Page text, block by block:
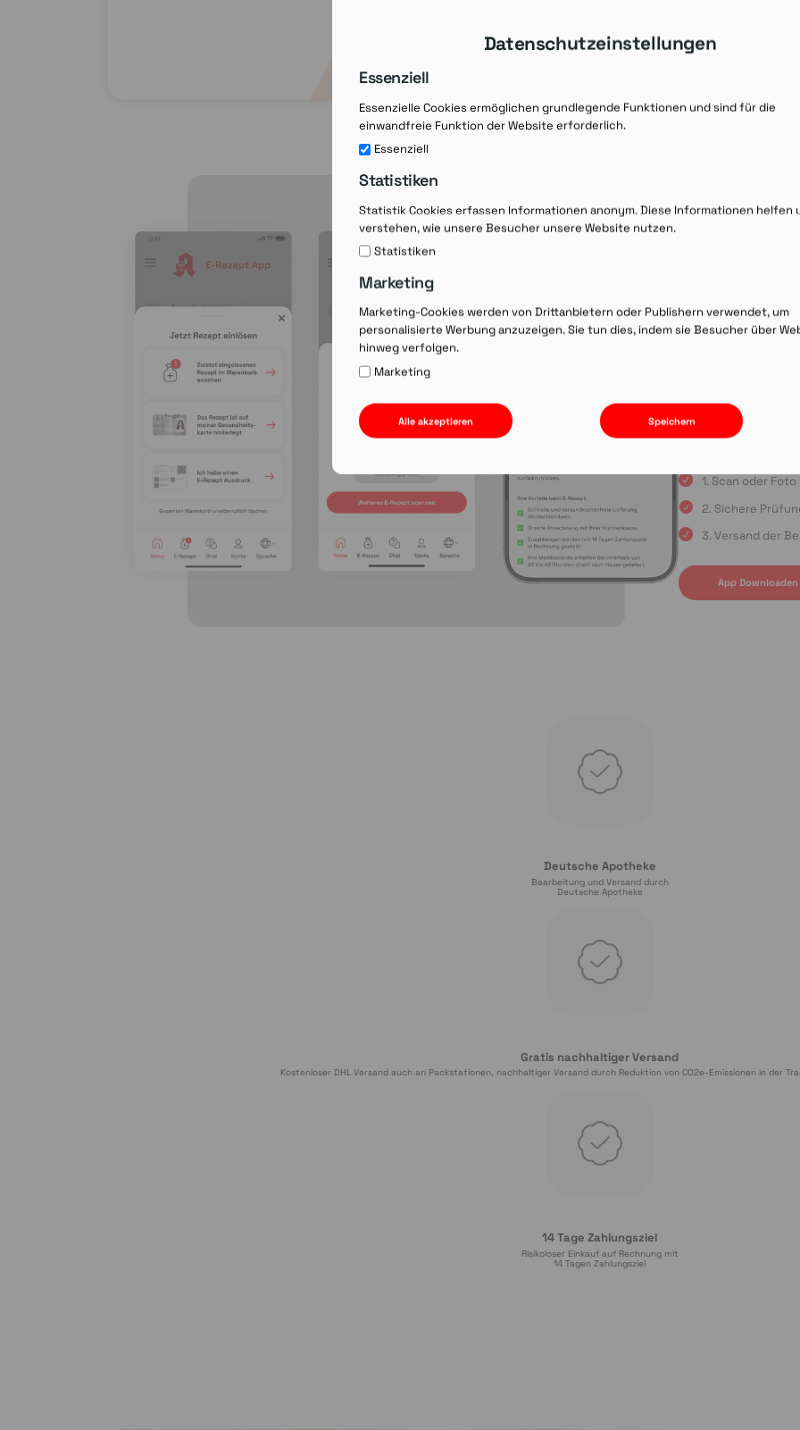
Rezept-Ausdruck
Rezept-
Wir laden Sie ein,
Rezepte schnell
oder die
sind Sie immer in
Apple App Store
uns auf Ihre
1. Scan oder
2. Sichere
3. Versand der
App Downloaden
Deutsche Apotheke
Bearbeitung und Versand durch
Deutsche Apotheke
Gratis nachhaltiger Versand
Kostenloser DHL Versand auch an Packstationen, nachhaltiger Versand durch Reduktion von CO2e-Emissionen in der
14 Tage Zahlungsziel
Risikoloser Einkauf auf Rechnung mit
14 Tagen Zahlungsziel
Datenschutzeinstellungen
Essenziell
Essenzielle Cookies ermöglichen grundlegende Funktionen und sind für die
einwandfreie Funktion der Website erforderlich.
Essenziell
Statistiken
Statistik Cookies erfassen Informationen anonym. Diese Informationen helfen
verstehen, wie unsere Besucher unsere Website nutzen.
Statistiken
Marketing
Marketing-Cookies werden von Drittanbietern oder Publishern verwendet, um
personalisierte Werbung anzuzeigen. Sie tun dies, indem sie Besucher über
hinweg verfolgen.
Marketing
Alle akzeptieren Speichern